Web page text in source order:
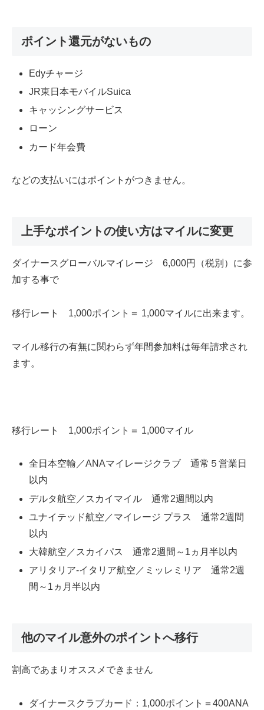
ポイント還元がないもの
Edyチャージ
JR東日本モバイルSuica
キャッシングサービス
ローン
カード年会費
などの支払いにはポイントがつきません。
上手なポイントの使い方はマイルに変更
ダイナースグローバルマイレージ 6,000円（税別）に参
加する事で
移行レート 1,000ポイント＝ 1,000マイルに出来ます。
マイル移行の有無に関わらず年間参加料は毎年請求され
ます。
移行レート 1,000ポイント＝ 1,000マイル
全日本空輸／ANAマイレージクラブ 通常５営業日
以内
デルタ航空／スカイマイル 通常2週間以内
ユナイテッド航空／マイレージ プラス 通常2週間
以内
大韓航空／スカイパス 通常2週間～1ヵ月半以内
アリタリア-イタリア航空／ミッレミリア 通常2週
間～1ヵ月半以内
他のマイル意外のポイントへ移行
割高であまりオススメできません
ダイナースクラブカード：1,000ポイント＝400ANA